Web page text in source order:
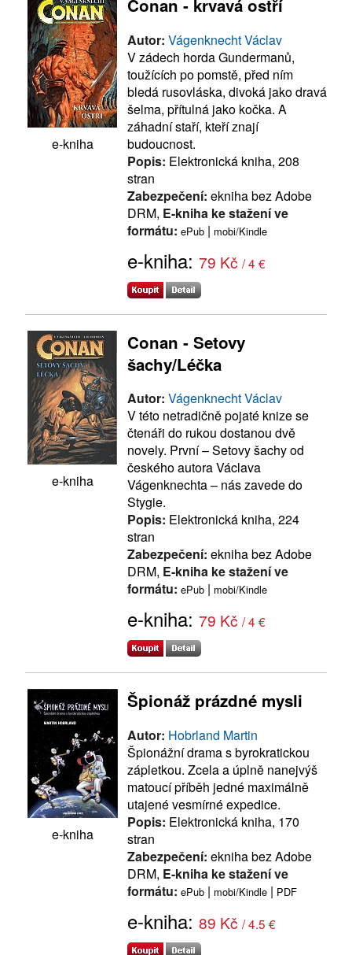
e-kniha
Conan - krvavá ostří
Autor: Vágenknecht Václav
V zádech horda Gundermanů,
toužících po pomstě, před ním
bledá rusovláska, divoká jako dravá
šelma, přítulná jako kočka. A
záhadní staří, kteří znají
budoucnost.
Popis: Elektronická kniha, 208
stran
Zabezpečení: ekniha bez Adobe
DRM, E-kniha ke stažení ve
formátu: ePub | mobi/Kindle
e-kniha: 79 Kč / 4 €
e-kniha
Conan - Setovy
šachy/Léčka
Autor: Vágenknecht Václav
V této netradičně pojaté knize se
čtenáři do rukou dostanou dvě
novely. První – Setovy šachy od
českého autora Václava
Vágenknechta – nás zavede do
Stygie.
Popis: Elektronická kniha, 224
stran
Zabezpečení: ekniha bez Adobe
DRM, E-kniha ke stažení ve
formátu: ePub | mobi/Kindle
e-kniha: 79 Kč / 4 €
e-kniha
Špionáž prázdné mysli
Autor: Hobrland Martin
Špionážní drama s byrokratickou
zápletkou. Zcela a úplně nanejvýš
matoucí příběh jedné maximálně
utajené vesmírné expedice.
Popis: Elektronická kniha, 170
stran
Zabezpečení: ekniha bez Adobe
DRM, E-kniha ke stažení ve
formátu: ePub | mobi/Kindle | PDF
e-kniha: 89 Kč / 4.5 €